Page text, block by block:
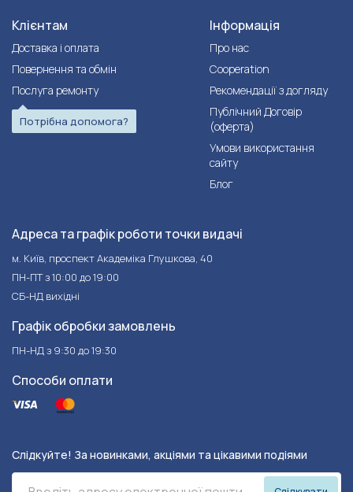
Клієнтам
Доставка і оплата
Повернення та обмін
Послуга ремонту
Потрібна допомога?
Інформація
Про нас
Cooperation
Рекомендації з догляду
Публічний Договір
(оферта)
Умови використання
сайту
Блог
Адреса та графік роботи точки видачі
м. Київ, проспект Академіка Глушкова, 40
ПН-ПТ з 10:00 до 19:00
СБ-НД вихідні
Графік обробки замовлень
ПН-НД з 9:30 до 19:30
Способи оплати
Слідкуйте! За новинками, акціями та цікавими подіями